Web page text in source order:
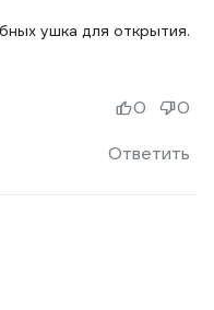
ушка для открытия.
Ответить
0 0